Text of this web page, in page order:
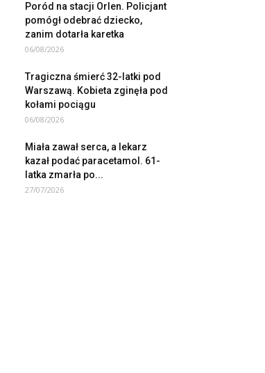
Poród na stacji Orlen. Policjant
pomógł odebrać dziecko,
zanim dotarła karetka
06/08/2026
Tragiczna śmierć 32-latki pod
Warszawą. Kobieta zginęła pod
kołami pociągu
06/08/2026
Miała zawał serca, a lekarz
kazał podać paracetamol. 61-
latka zmarła po...
27/07/2026